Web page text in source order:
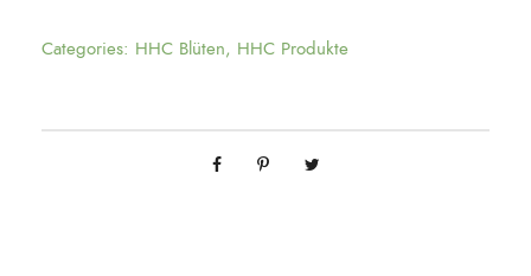
Categories: HHC Blüten, HHC Produkte